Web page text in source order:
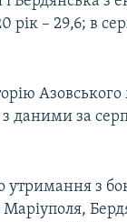
– 29,6; в
Азовського
даними за
утримання з